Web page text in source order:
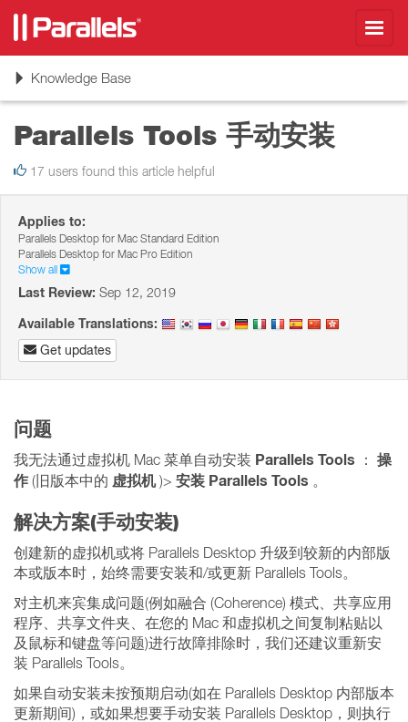
ToggleKnowledge Base
Parallels Tools 手动安装
17 users found this article helpful
Applies to:
Parallels Desktop for Mac Standard Edition
Parallels Desktop for Mac Pro Edition
Show all
Last Review: Sep 12, 2019
Available Translations:
Get updates
问题
我无法通过虚拟机 Mac 菜单自动安装 Parallels Tools ： 操
作 (旧版本中的 虚拟机)> 安装 Parallels Tools 。
解决方案(手动安装)
创建新的虚拟机或将 Parallels Desktop 升级到较新的内部版
本或版本时，始终需要安装和/或更新 Parallels Tools。
对主机来宾集成问题(例如融合 (Coherence) 模式、共享应用
程序、共享文件夹、在您的 Mac 和虚拟机之间复制粘贴以
及鼠标和键盘等问题)进行故障排除时，我们还建议重新安
装 Parallels Tools。
如果自动安装未按预期启动(如在 Parallels Desktop 内部版本
更新期间)，或如果想要手动安装 Parallels Desktop，则执行